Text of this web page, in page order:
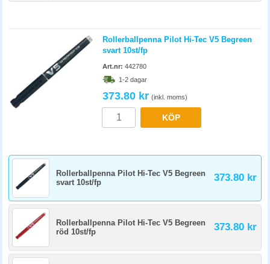
Rollerballpenna Pilot Hi-Tec V5 Begreen
svart 10st/fp
Art.nr: 442780
1-2 dagar
373.80 kr (inkl. moms)
KÖP
Rollerballpenna Pilot Hi-Tec V5 Begreen
svart 10st/fp
373.80 kr
Rollerballpenna Pilot Hi-Tec V5 Begreen
röd 10st/fp
373.80 kr